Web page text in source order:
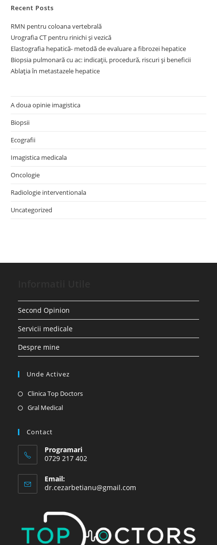
Recent Posts
RMN pentru coloana vertebrală
Urografia CT pentru rinichi și vezică
Elastografia hepatică- metodă de evaluare a fibrozei hepatice
Biopsia pulmonară cu ac: indicații, procedură, riscuri și beneficii
Ablația în metastazele hepatice
A doua opinie imagistica
Biopsii
Ecografii
Imagistica medicala
Oncologie
Radiologie interventionala
Uncategorized
Second Opinion
Servicii medicale
Despre mine
Unde Activez
Clinica Top DoctorsOpens
Gral MedicalOpens
tab
Contact
Programari
0729 217 402
Email:
dr.cezarbetianu@gmail.com